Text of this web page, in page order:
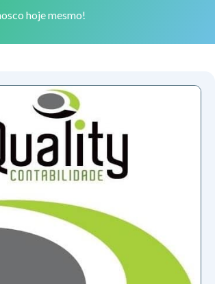
hoje mesmo!